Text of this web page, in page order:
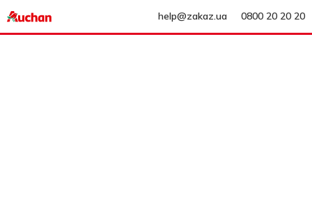
help@zakaz.ua 0800 20 20 20